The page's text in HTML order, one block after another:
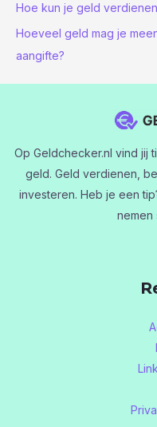
Hoe kun je geld
Hoeveel geld mag je
aangifte?
Op Geldchecker.nl vind jij
geld. Geld verdienen,
investeren. Heb je een
nemen